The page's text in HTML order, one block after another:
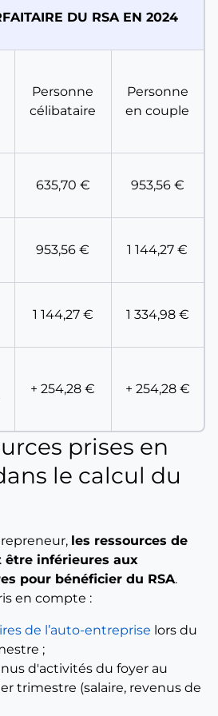
DU RSA EN 2024
Personne
célibataire
Personne
en couple
635,70 € 953,56 €
953,56 € 1 144,27 €
1 144,27 € 1 334,98 €
+ 254,28 € + 254,28 €
prises en
le calcul du
les ressources de
inférieures aux
pour bénéficier du RSA.
en compte :
de l’auto-entreprise lors du
;
d'activités du foyer au
trimestre (salaire, revenus de